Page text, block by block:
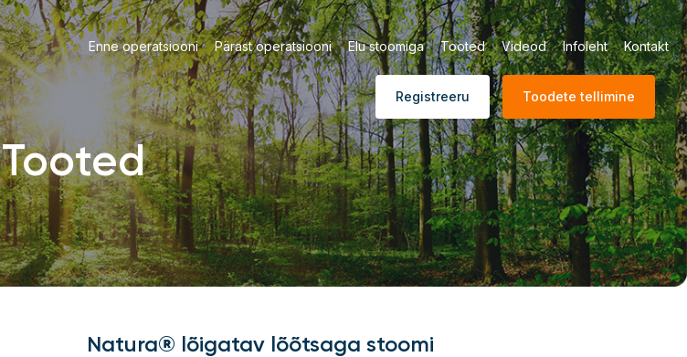
Enne operatsiooni Pärast operatsiooni Elu stoomiga Tooted Videod Infoleht Kontakt
Registreeru Toodete tellimine
Tooted
Natura® lõigatav lõõtsaga stoomi